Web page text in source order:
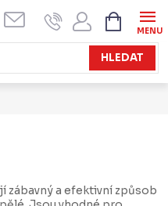
HLEDAT
KOŠÍK
zábavný a efektivní způsob